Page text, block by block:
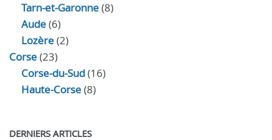
Tarn-et-Garonne(8)
Aude(6)
Lozère(2)
Corse(23)
Corse-du-Sud(16)
Haute-Corse(8)
DERNIERS ARTICLES